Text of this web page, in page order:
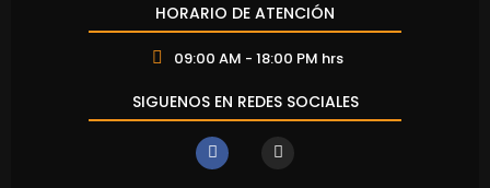
HORARIO DE ATENCIÓN
09:00 AM - 18:00 PM hrs
SIGUENOS EN REDES SOCIALES